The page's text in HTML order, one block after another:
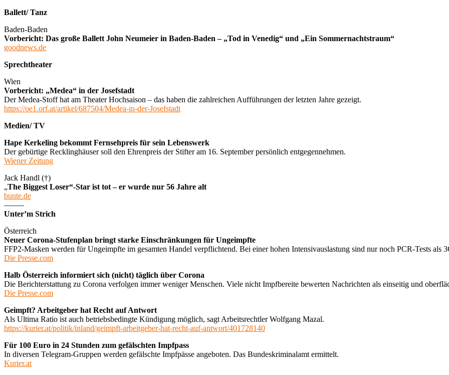
Ballett/ Tanz
Baden-Baden
Vorbericht: Das große Ballett John Neumeier in Baden-Baden – „Tod in Venedig“ und „Ein Sommernachtstraum“
goodnews.de
Sprechtheater
Wien
Vorbericht: „Medea“ in der Josefstadt
Der Medea-Stoff hat am Theater Hochsaison – das haben die zahlreichen Aufführungen der letzten Jahre gezeigt.
https://oe1.orf.at/artikel/687504/Medea-in-der-Josefstadt
Medien/ TV
Hape Kerkeling bekommt Fernsehpreis für sein Lebenswerk
Der gebürtige Recklinghäuser soll den Ehrenpreis der Stifter am 16. September persönlich entgegennehmen.
Wiener Zeitung
Jack Handl (†)
„The Biggest Loser“-Star ist tot – er wurde nur 56 Jahre alt
bunte.de
——–
Unter’m Strich
Österreich
Neuer Corona-Stufenplan bringt starke Einschränkungen für Ungeimpfte
FFP2-Masken werden für Ungeimpfte im gesamten Handel verpflichtend. Bei einer hohen Intensivauslastung sind nur noch PCR-Tests als
Die Presse.com
Halb Österreich informiert sich (nicht) täglich über Corona
Die Berichterstattung zu Corona verfolgen immer weniger Menschen. Viele nicht Impfbereite bewerten Nachrichten als einseitig und
Die Presse.com
Geimpft? Arbeitgeber hat Recht auf Antwort
Als Ultima Ratio ist auch betriebsbedingte Kündigung möglich, sagt Arbeitsrechtler Wolfgang Mazal.
https://kurier.at/politik/inland/geimpft-arbeitgeber-hat-recht-auf-antwort/401728140
Für 100 Euro in 24 Stunden zum gefälschten Impfpass
In diversen Telegram-Gruppen werden gefälschte Impfpässe angeboten. Das Bundeskriminalamt ermittelt.
Kurier.at